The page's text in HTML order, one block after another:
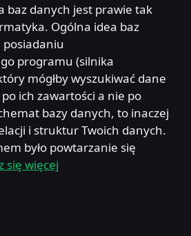
baz danych jest prawie tak
Ogólna idea baz
programu (silnika
mógłby wyszukiwać dane
ich zawartości a nie po
bazy danych, to inaczej
i struktur Twoich danych.
było powtarzanie się
się więcej